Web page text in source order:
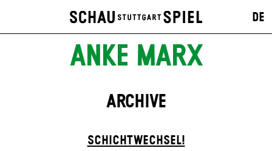
DE
ANKE MARX
ARCHIVE
SCHICHTWECHSEL!